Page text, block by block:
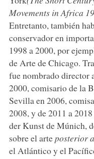
Movements in Africa
Entretanto, también
conservador en
1998 a 2000, por
de Arte de Chicago.
fue nombrado director
2000, comisario de la
Sevilla en 2006,
2008, y de 2011 a
der Kunst de Múnich,
sobre el arteposterior a
el Atlántico y el